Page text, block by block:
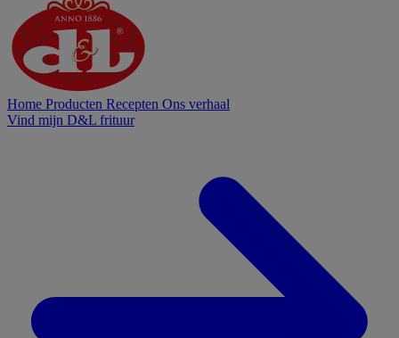
Home Producten Recepten Ons verhaal
Vind mijn D&L frituur